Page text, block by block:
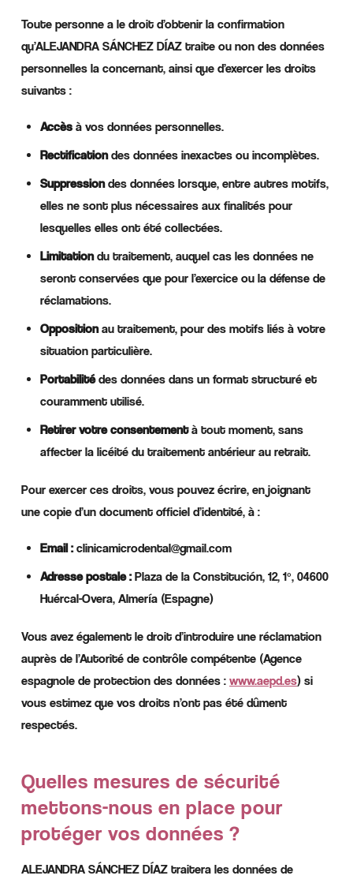
Toute personne a le droit d’obtenir la confirmation
qu’ALEJANDRA SÁNCHEZ DÍAZ traite ou non des données
personnelles la concernant, ainsi que d’exercer les droits
suivants :
Accès à vos données personnelles.
Rectificationdes données inexactes ou incomplètes.
Suppressiondes données lorsque, entre autres motifs,
elles ne sont plus nécessaires aux finalités pour
lesquelles elles ont été collectées.
Limitationdu traitement, auquel cas les données ne
seront conservées que pour l’exercice ou la défense de
réclamations.
Oppositionau traitement, pour des motifs liés à votre
situation particulière.
Portabilitédes données dans un format structuré et
couramment utilisé.
Retirer votre consentementà tout moment, sans
affecter la licéité du traitement antérieur au retrait.
Pour exercer ces droits, vous pouvez écrire, en joignant
une copie d’un document officiel d’identité, à :
Email : clinicamicrodental@gmail.com
Adresse postale : Plaza de la Constitución, 12, 1º, 04600
Huércal-Overa, Almería (Espagne)
Vous avez également le droit d’introduire une réclamation
auprès de l’Autorité de contrôle compétente (Agence
espagnole de protection des données : www.aepd.es) si
vous estimez que vos droits n’ont pas été dûment
respectés.
Quelles mesures de sécurité
mettons-nous en place pour
protéger vos données ?
ALEJANDRA SÁNCHEZ DÍAZ traitera les données de